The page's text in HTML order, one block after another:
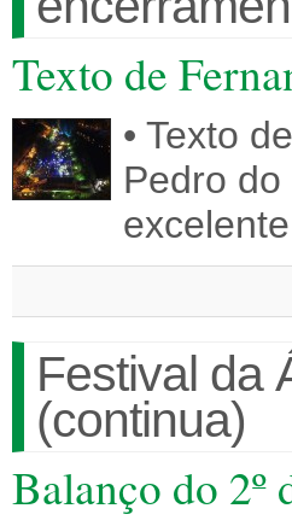
Texto de
• Texto
Pedro
Festival da
(continua)
Balanço do 2º